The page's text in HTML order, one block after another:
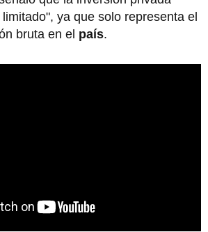
ya que solo representa el
bruta en el país.